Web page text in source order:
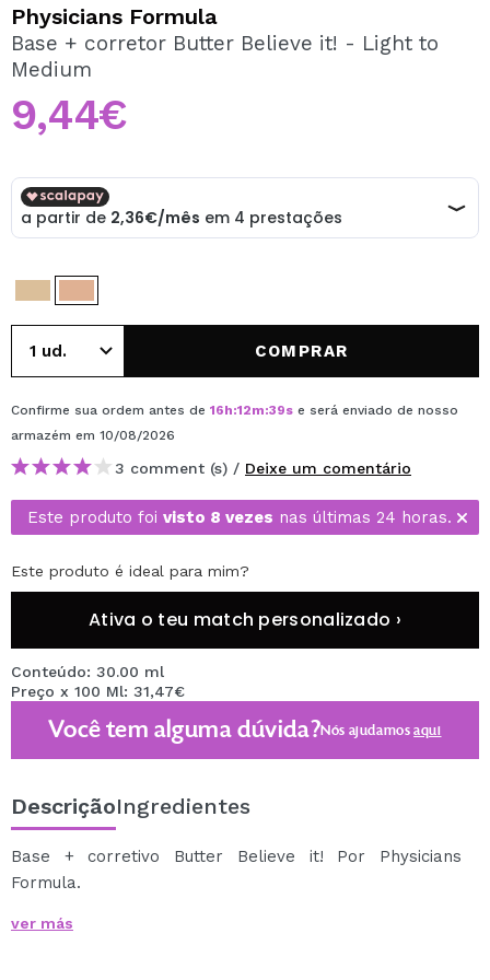
Ao criar uma conta no Maquibeauty.pt pode fazer as suas
compras rapidamente, verificar o estado das suas
Physicians Formula
Base + corretor Butter Believe it! - Light to
Medium
9,44€
COMPRAR
Confirme sua ordem antes de 16h:12m:39s e será enviado de nosso
armazém em 10/08/2026
3 comment (s) / Deixe um comentário
Este produto foi visto 8 vezes nas últimas 24 horas.
Este produto é ideal para mim?
Ativa o teu match personalizado ›
Conteúdo: 30.00 ml
Preço x 100 Ml: 31,47€
Você tem alguma dúvida?Nós ajudamosaqui
DescriçãoIngredientes
Base + corretivo Butter Believe it! Por Physicians
Formula.
formulado com uma mistura nutritiva de manteiga de
ver más